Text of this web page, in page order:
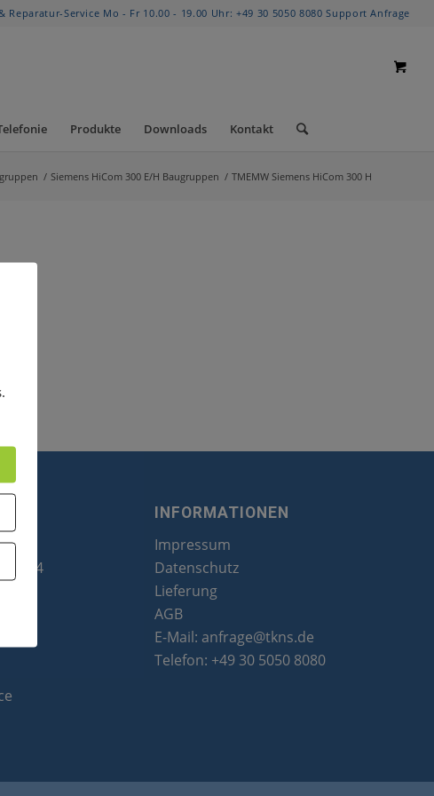
Reparatur-Service Mo - Fr 10.00 - 19.00 Uhr: +49 30 5050 8080 Support Anfrage
Produkte Downloads Kontakt
/ Siemens HiCom 300 E/H Baugruppen / TMEMW Siemens HiCom 300 H
24
INFORMATIONEN
Impressum
Datenschutz
Lieferung
AGB
E-Mail: anfrage@tkns.de
Telefon: +49 30 5050 8080